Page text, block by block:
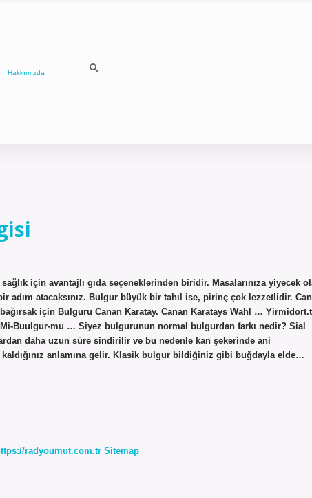
Hakkımızda
için avantajlı gıda seçeneklerinden biridir. Masalarınıza yiyecek
adım atacaksınız. Bulgur büyük bir tahıl ise, pirinç çok lezzetlidir.
için Bulguru Canan Karatay. Canan Karatays Wahl …
Buulgur-mu … Siyez bulgurunun normal bulgurdan farkı nedir? Sial
daha uzun süre sindirilir ve bu nedenle kan şekerinde ani
anlamına gelir. Klasik bulgur bildiğiniz gibi buğdayla elde…
radyoumut.com.tr Sitemap